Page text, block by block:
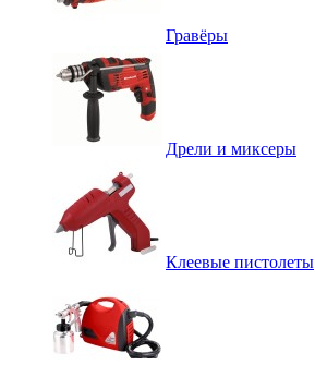
Гравёры
Дрели и миксеры
Клеевые пистолеты